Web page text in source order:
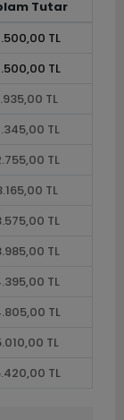
Tutar
TL
TL
TL
TL
TL
TL
TL
TL
TL
TL
TL
TL